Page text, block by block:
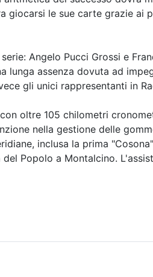
le sue carte grazie
Angelo Pucci Grossi e
assenza dovuta ad
gli unici rappresentanti in
oltre 105 chilometri
nella gestione delle
inclusa la prima
Popolo a Montalcino.